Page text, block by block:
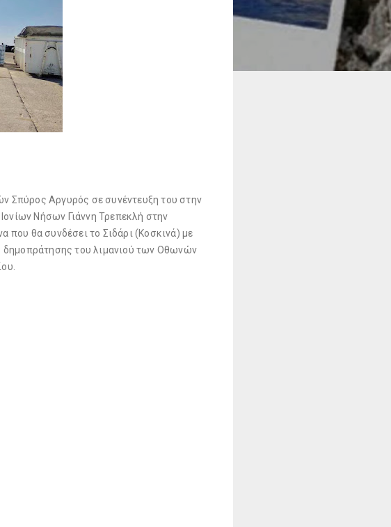
Σπύρος Αργυρός σε συνέντευξη του στην
Νήσων Γιάννη Τρεπεκλή στην
που θα συνδέσει το Σιδάρι (Κοσκινά) με
δημοπράτησης του λιμανιού των Οθωνών